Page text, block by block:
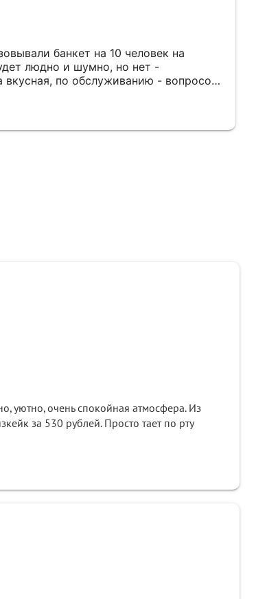
банкет на 10 человек на
людно и шумно, но нет -
вкусная, по обслуживанию - вопросов
вам и было бы топ :) А так -
уютно, очень спокойная атмосфера. Из
за 530 рублей. Просто тает по рту